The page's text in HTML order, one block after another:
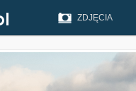
ZDJĘCIA